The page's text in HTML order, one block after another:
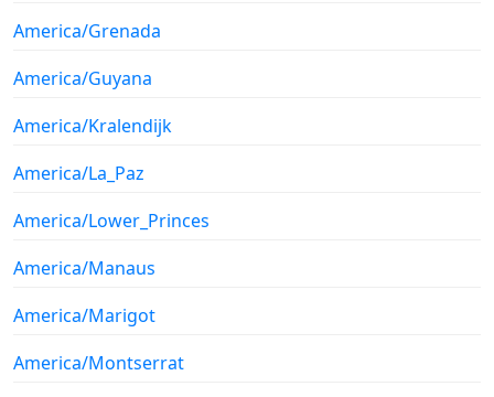
America/Grenada
America/Guyana
America/Kralendijk
America/La_Paz
America/Lower_Princes
America/Manaus
America/Marigot
America/Montserrat